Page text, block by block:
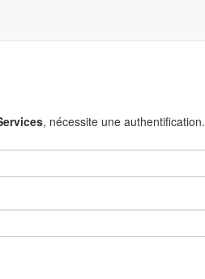
, nécessite une authentification.